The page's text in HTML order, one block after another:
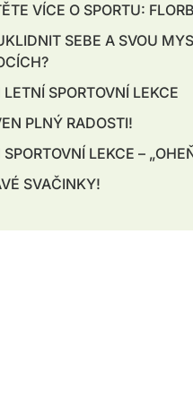
VÍCE O SPORTU:
SEBE A SVOU
LETNÍ SPORTOVNÍ LEKCE
PLNÝ RADOSTI!
LEKCE –
SVAČINKY!